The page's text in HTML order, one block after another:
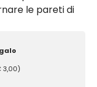
le pareti di
3,00)